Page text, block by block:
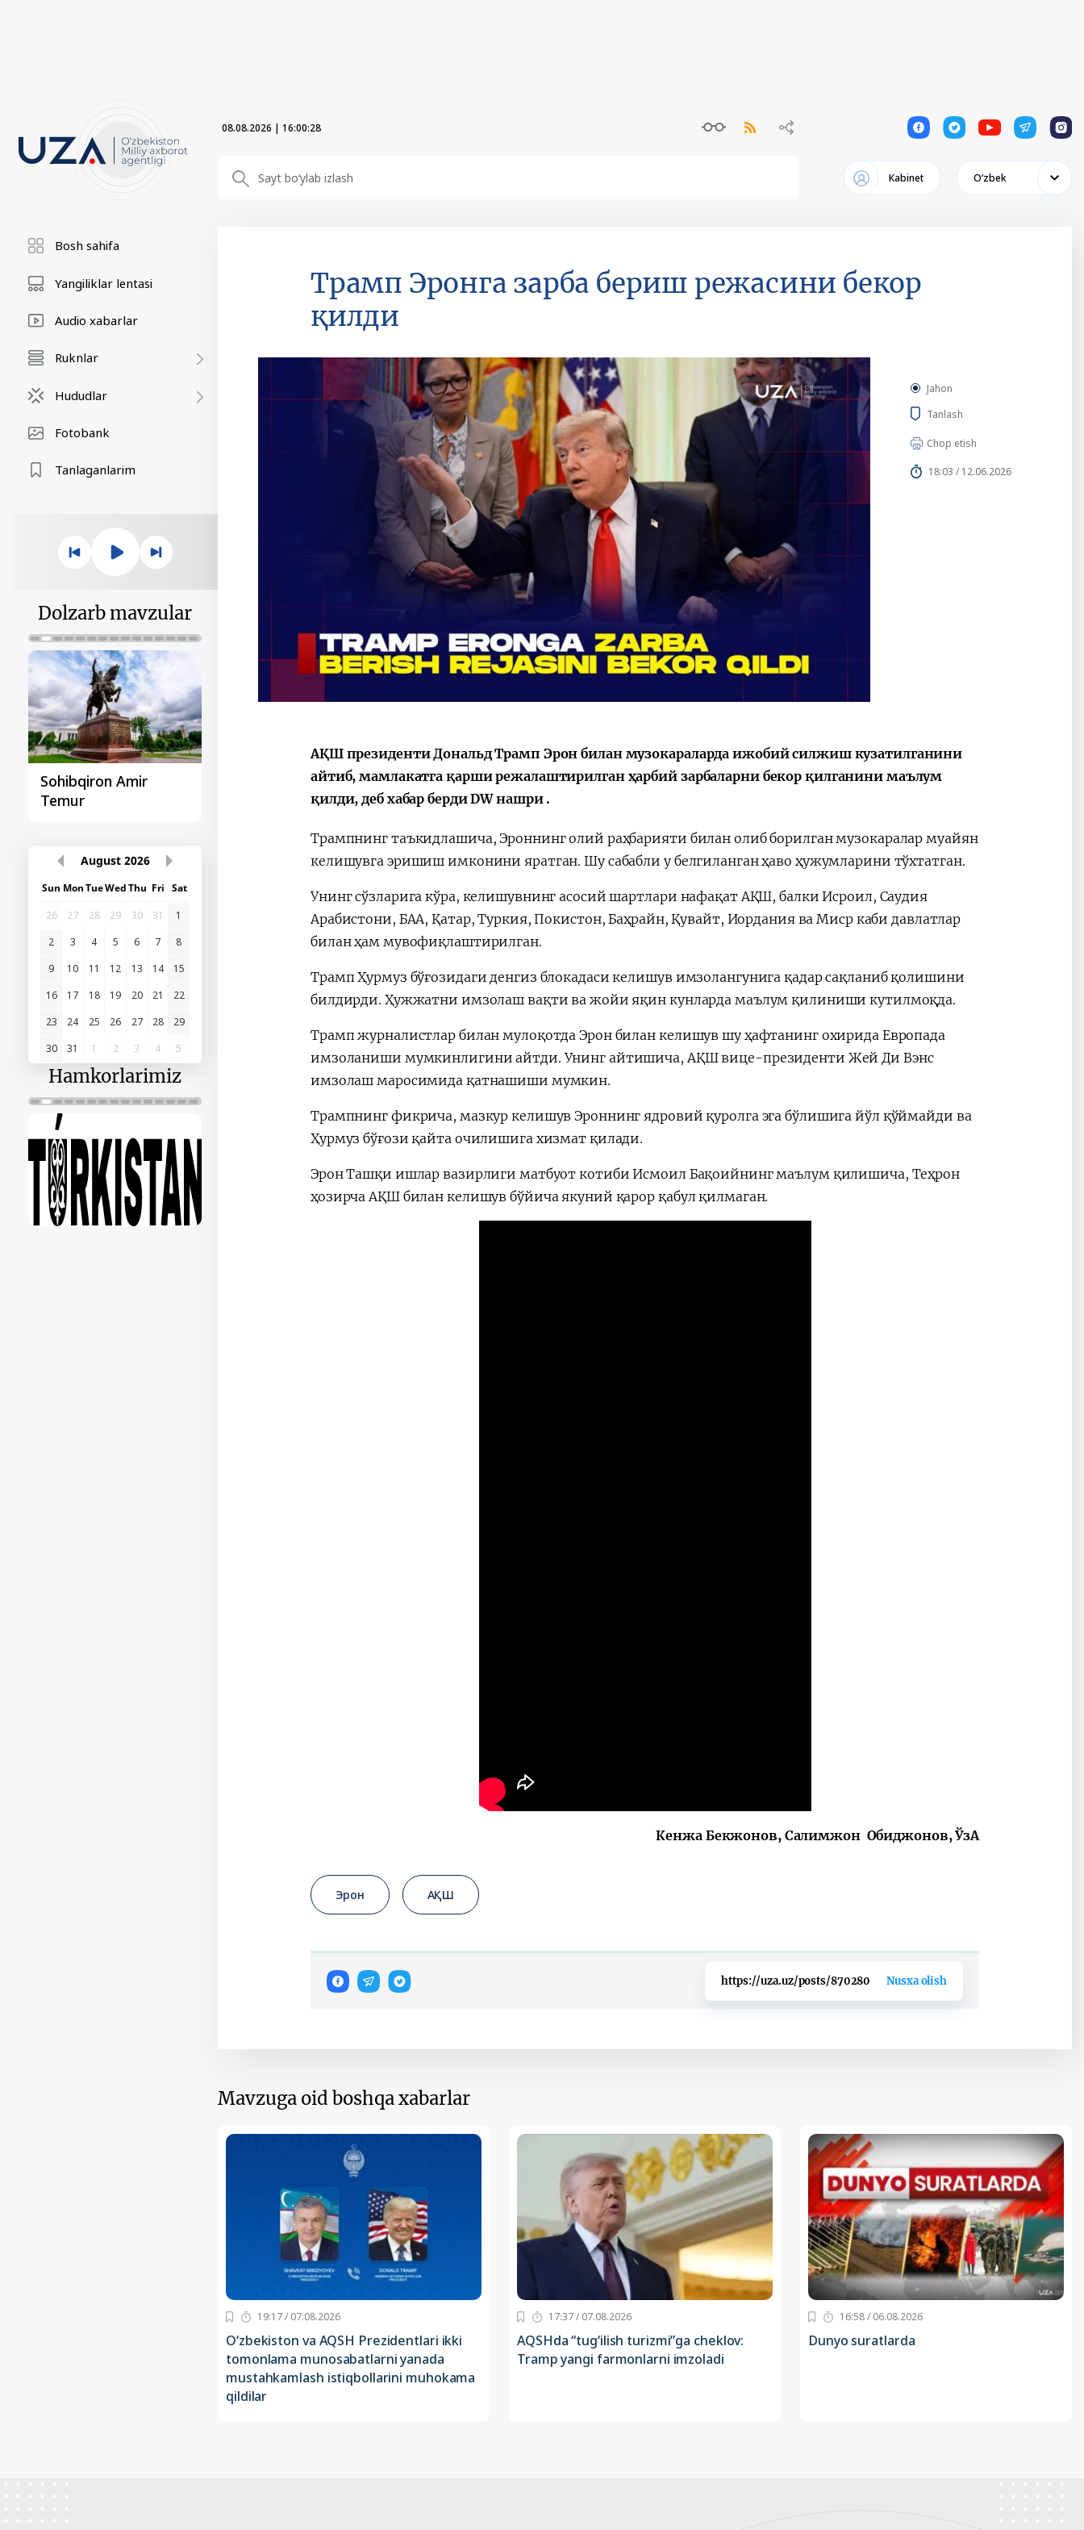
08.08.2026 | 16:00:29 1 1 1 1 1
Кabinet Oʻzbek
Bosh sahifa
Yangiliklar lentasi
Audio xabarlar
Ruknlar
Hududlar
Fotobank
Tanlaganlarim
Dolzarb mavzular
Sohibqiron Amir
Temur
O‘zbekiston va
Paragvay hamkorligi
Huquqiy targʻibot
O‘zbekiston va
Oʻzbekiston va
August 2026
Sun MonTueWedThu Fri Sat
26
27 28 29 30 31
1
2
3 4 5 6 7
8
9
10 11 12 13 14
15
16
17 18 19 20 21
22
23
24 25 26 27 28
29
30
31 1 2 3 4 5
Hamkorlarimiz
Трамп Эронга зарба бериш режасини бекор
қилди
Jahon
Tanlash
Chop etish
18:03 / 12.06.2026
АҚШ президенти Дональд Трамп Эрон билан музокараларда ижобий силжиш кузатилганини
айтиб, мамлакатга қарши режалаштирилган ҳарбий зарбаларни бекор қилганини маълум
қилди, деб хабар берди DW нашри .
Трампнинг таъкидлашича, Эроннинг олий раҳбарияти билан олиб борилган музокаралар муайян
келишувга эришиш имконини яратган. Шу сабабли у белгиланган ҳаво ҳужумларини тўхтатган.
Унинг сўзларига кўра, келишувнинг асосий шартлари нафақат АҚШ, балки Исроил, Саудия
Арабистони, БАА, Қатар, Туркия, Покистон, Баҳрайн, Қувайт, Иордания ва Миср каби давлатлар
билан ҳам мувофиқлаштирилган.
Трамп Ҳурмуз бўғозидаги денгиз блокадаси келишув имзолангунига қадар сақланиб қолишини
билдирди. Ҳужжатни имзолаш вақти ва жойи яқин кунларда маълум қилиниши кутилмоқда.
Трамп журналистлар билан мулоқотда Эрон билан келишув шу ҳафтанинг охирида Европада
имзоланиши мумкинлигини айтди. Унинг айтишича, АҚШ вице-президенти Жей Ди Вэнс
имзолаш маросимида қатнашиши мумкин.
Трампнинг фикрича, мазкур келишув Эроннинг ядровий қуролга эга бўлишига йўл қўймайди ва
Ҳурмуз бўғози қайта очилишига хизмат қилади.
Эрон Ташқи ишлар вазирлиги матбуот котиби Исмоил Бақоийнинг маълум қилишича, Теҳрон
ҳозирча АҚШ билан келишув бўйича якуний қарор қабул қилмаган.
Кенжа Бекжонов, Салимжон Обиджонов, ЎзА
Эрон АҚШ
https://uza.uz/posts/870280 Nusxa olish
Mavzuga oid boshqa xabarlar
19:17 / 07.08.2026
O‘zbekiston va AQSH Prezidentlari ikki
tomonlama munosabatlarni yanada
mustahkamlash istiqbollarini muhokama
qildilar
17:37 / 07.08.2026
AQSHda “tug‘ilish turizmi”ga cheklov:
Tramp yangi farmonlarni imzoladi
16:58 / 06.08.2026
Dunyo suratlarda